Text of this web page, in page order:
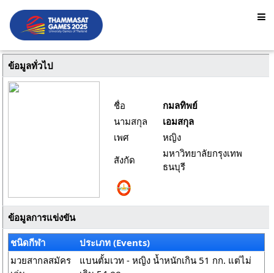
ข้อมูลทั่วไป
ชื่อ
กมลทิพย์
นามสกุล
เอมสกุล
เพศ
หญิง
สังกัด
มหาวิทยาลัยกรุงเทพ
ธนบุรี
ข้อมูลการแข่งขัน
ชนิดกีฬา
ประเภท (Events)
มวยสากลสมัคร
แบนตั้มเวท - หญิง น้ำหนักเกิน 51 กก. แต่ไม่